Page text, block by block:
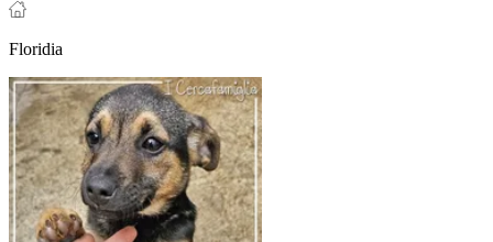
Floridia